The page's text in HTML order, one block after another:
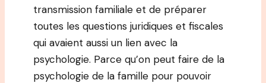
transmission familiale et de préparer
toutes les questions juridiques et fiscales
qui avaient aussi un lien avec la
psychologie. Parce qu’on peut faire de la
psychologie de la famille pour pouvoir